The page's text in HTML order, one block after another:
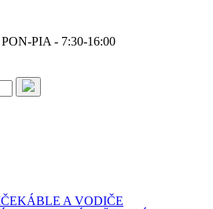
PON-PIA - 7:30-16:00
KÁBLE A VODIČE